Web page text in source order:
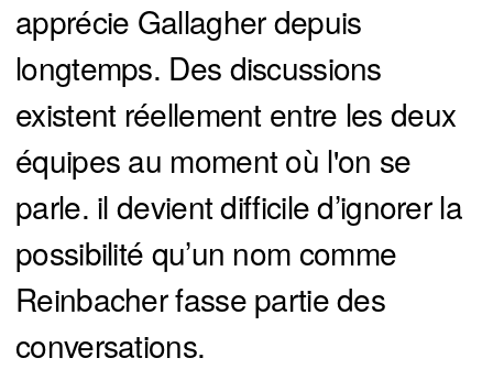
apprécie Gallagher depuis
longtemps. Des discussions
existent réellement entre les deux
équipes au moment où l'on se
parle. il devient difficile d’ignorer la
possibilité qu’un nom comme
Reinbacher fasse partie des
conversations.